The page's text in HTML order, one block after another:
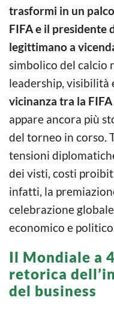
trasformi in un
FIFA e il presidente
legittimano a
simbolico del calcio
leadership, visibilità
vicinanza tra la
appare ancora più
del torneo in corso.
tensioni
dei visti, costi
infatti, la
celebrazione
economico e
Il Mondiale a
retorica
del business